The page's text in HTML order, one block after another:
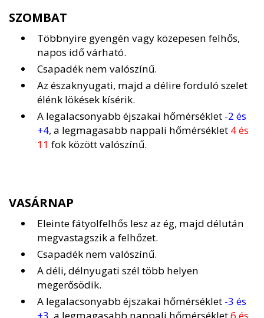
SZOMBAT
Többnyire gyengén vagy közepesen felhős,
napos idő várható.
Csapadék nem valószínű.
Az északnyugati, majd a délire forduló szelet
élénk lökések kísérik.
A legalacsonyabb éjszakai hőmérséklet -2 és
+4, a legmagasabb nappali hőmérséklet 4 és
11 fok között valószínű.
VASÁRNAP
Eleinte fátyolfelhős lesz az ég, majd délután
megvastagszik a felhőzet.
Csapadék nem valószínű.
A déli, délnyugati szél több helyen
megerősödik.
A legalacsonyabb éjszakai hőmérséklet -3 és